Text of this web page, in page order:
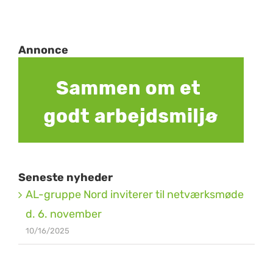
Annonce
Seneste nyheder
AL-gruppe Nord inviterer til netværksmøde
d. 6. november
10/16/2025